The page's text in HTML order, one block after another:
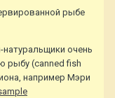
рыбе
очень
рыбу (canned fish
например Мэри